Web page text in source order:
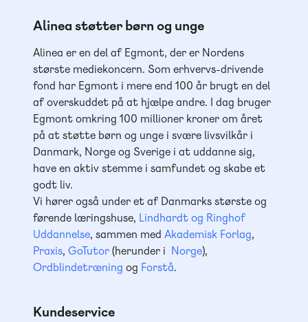
Alinea støtter børn og unge
Alinea er en del af Egmont, der er Nordens
største mediekoncern. Som erhvervs-drivende
fond har Egmont i mere end 100 år brugt en del
af overskuddet på at hjælpe andre. I dag bruger
Egmont omkring 100 millioner kroner om året
på at støtte børn og unge i svære livsvilkår i
Danmark, Norge og Sverige i at uddanne sig,
have en aktiv stemme i samfundet og skabe et
godt liv.
Vi hører også under et af Danmarks største og
førende læringshuse, Lindhardt og Ringhof
Uddannelse, sammen med Akademisk Forlag,
Praxis, GoTutor(herunder i Norge),
Ordblindetræning og Forstå.
Kundeservice